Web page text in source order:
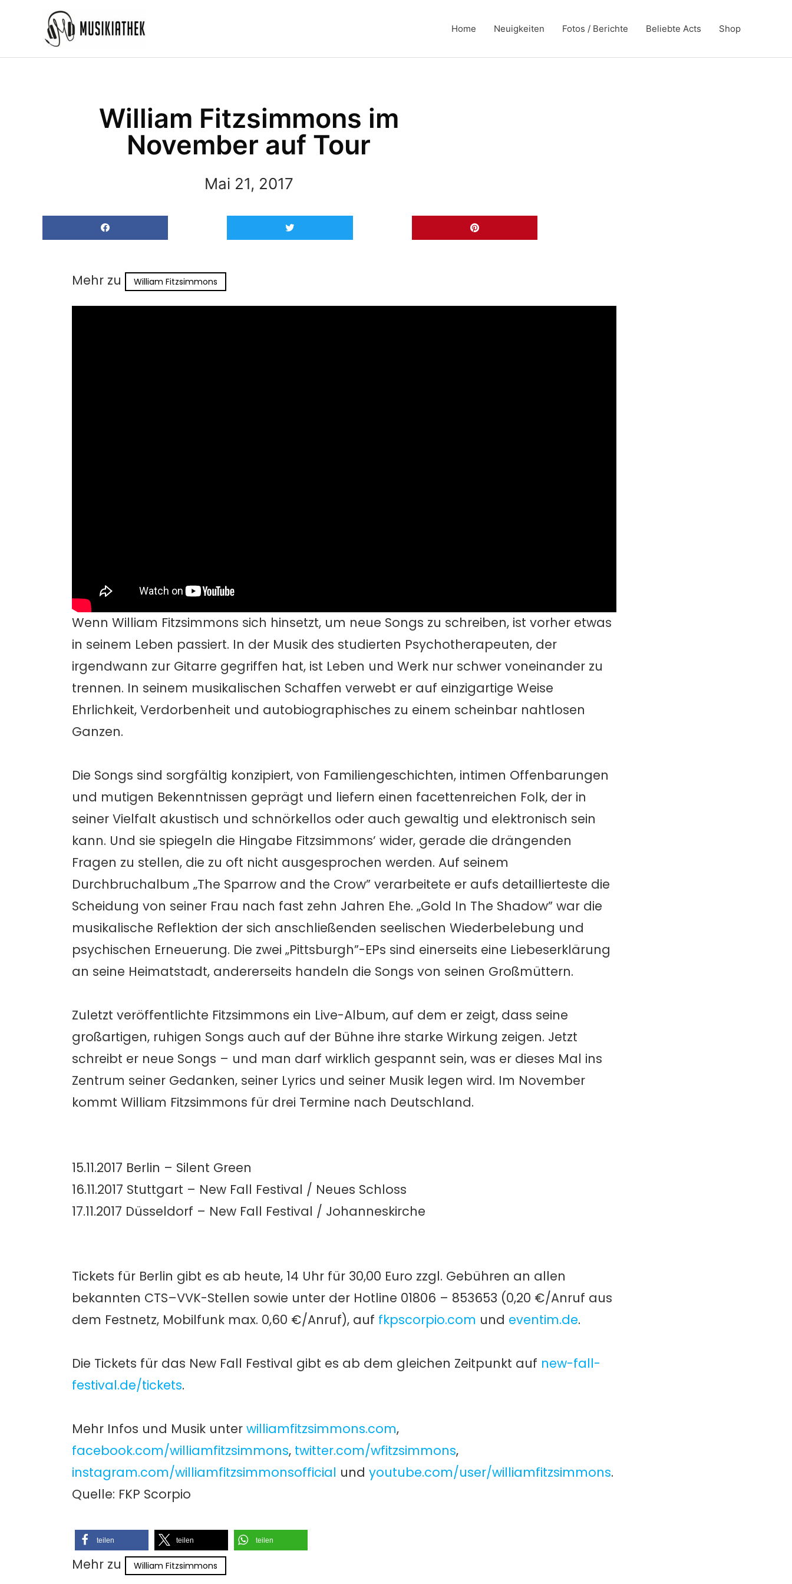
Home Neuigkeiten Fotos / Berichte Beliebte Acts Shop
William Fitzsimmons im
November auf Tour
Mai 21, 2017
Mehr zu William Fitzsimmons
Wenn William Fitzsimmons sich hinsetzt, um neue Songs zu schreiben, ist vorher etwas
in seinem Leben passiert. In der Musik des studierten Psychotherapeuten, der
irgendwann zur Gitarre gegriffen hat, ist Leben und Werk nur schwer voneinander zu
trennen. In seinem musikalischen Schaffen verwebt er auf einzigartige Weise
Ehrlichkeit, Verdorbenheit und autobiographisches zu einem scheinbar nahtlosen
Ganzen.
Die Songs sind sorgfältig konzipiert, von Familiengeschichten, intimen Offenbarungen
und mutigen Bekenntnissen geprägt und liefern einen facettenreichen Folk, der in
seiner Vielfalt akustisch und schnörkellos oder auch gewaltig und elektronisch sein
kann. Und sie spiegeln die Hingabe Fitzsimmons’ wider, gerade die drängenden
Fragen zu stellen, die zu oft nicht ausgesprochen werden. Auf seinem
Durchbruchalbum „The Sparrow and the Crow” verarbeitete er aufs detaillierteste die
Scheidung von seiner Frau nach fast zehn Jahren Ehe. „Gold In The Shadow” war die
musikalische Reflektion der sich anschließenden seelischen Wiederbelebung und
psychischen Erneuerung. Die zwei „Pittsburgh”-EPs sind einerseits eine Liebeserklärung
an seine Heimatstadt, andererseits handeln die Songs von seinen Großmüttern.
Zuletzt veröffentlichte Fitzsimmons ein Live-Album, auf dem er zeigt, dass seine
großartigen, ruhigen Songs auch auf der Bühne ihre starke Wirkung zeigen. Jetzt
schreibt er neue Songs – und man darf wirklich gespannt sein, was er dieses Mal ins
Zentrum seiner Gedanken, seiner Lyrics und seiner Musik legen wird. Im November
kommt William Fitzsimmons für drei Termine nach Deutschland.
15.11.2017 Berlin – Silent Green
16.11.2017 Stuttgart – New Fall Festival / Neues Schloss
17.11.2017 Düsseldorf – New Fall Festival / Johanneskirche
Tickets für Berlin gibt es ab heute, 14 Uhr für 30,00 Euro zzgl. Gebühren an allen
bekannten CTS–VVK-Stellen sowie unter der Hotline 01806 – 853653 (0,20 €/Anruf aus
dem Festnetz, Mobilfunk max. 0,60 €/Anruf), auf fkpscorpio.com und eventim.de.
Die Tickets für das New Fall Festival gibt es ab dem gleichen Zeitpunkt auf new-fall-
festival.de/tickets.
Mehr Infos und Musik unter williamfitzsimmons.com,
facebook.com/williamfitzsimmons, twitter.com/wfitzsimmons,
instagram.com/williamfitzsimmonsofficial und youtube.com/user/williamfitzsimmons.
Quelle: FKP Scorpio
teilen teilen teilen
Mehr zu William Fitzsimmons